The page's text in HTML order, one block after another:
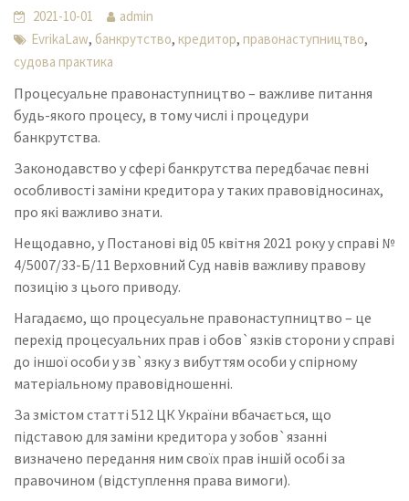
2021-10-01
admin
EvrikaLaw, банкрутство, кредитор, правонаступництво,
судова практика
Процесуальне правонаступництво – важливе питання
будь-якого процесу, в тому числі і процедури
банкрутства.
Законодавство у сфері банкрутства передбачає певні
особливості заміни кредитора у таких правовідносинах,
про які важливо знати.
Нещодавно, у Постанові від 05 квітня 2021 року у справі №
4/5007/33-Б/11 Верховний Суд навів важливу правову
позицію з цього приводу.
Нагадаємо, що процесуальне правонаступництво – це
перехід процесуальних прав і обов`язків сторони у справі
до іншої особи у зв`язку з вибуттям особи у спірному
матеріальному правовідношенні.
За змістом статті 512 ЦК України вбачається, що
підставою для заміни кредитора у зобов`язанні
визначено передання ним своїх прав іншій особі за
правочином (відступлення права вимоги).